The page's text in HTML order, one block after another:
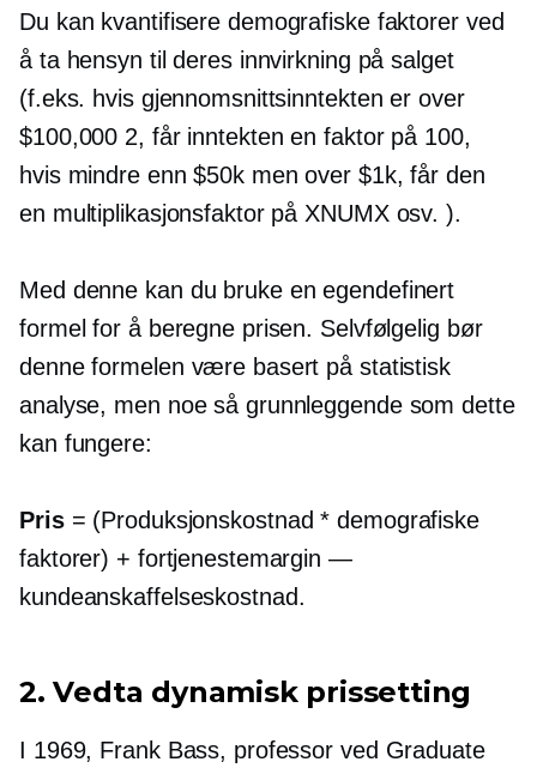
Du kan kvantifisere demografiske faktorer ved
å ta hensyn til deres innvirkning på salget
(f.eks. hvis gjennomsnittsinntekten er over
$100,000 2, får inntekten en faktor på 100,
hvis mindre enn $50k men over $1k, får den
en multiplikasjonsfaktor på XNUMX osv. ).
Med denne kan du bruke en egendefinert
formel for å beregne prisen. Selvfølgelig bør
denne formelen være basert på statistisk
analyse, men noe så grunnleggende som dette
kan fungere:
Pris= (Produksjonskostnad * demografiske
faktorer) + fortjenestemargin —
kundeanskaffelseskostnad.
2. Vedta dynamisk prissetting
I 1969, Frank Bass, professor ved Graduate